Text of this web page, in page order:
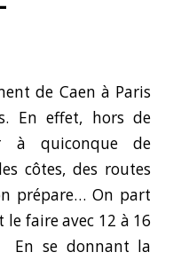
de Caen à Paris
En effet, hors de
à quiconque de
côtes, des routes
prépare… On part
faire avec 12 à 16
En se donnant la